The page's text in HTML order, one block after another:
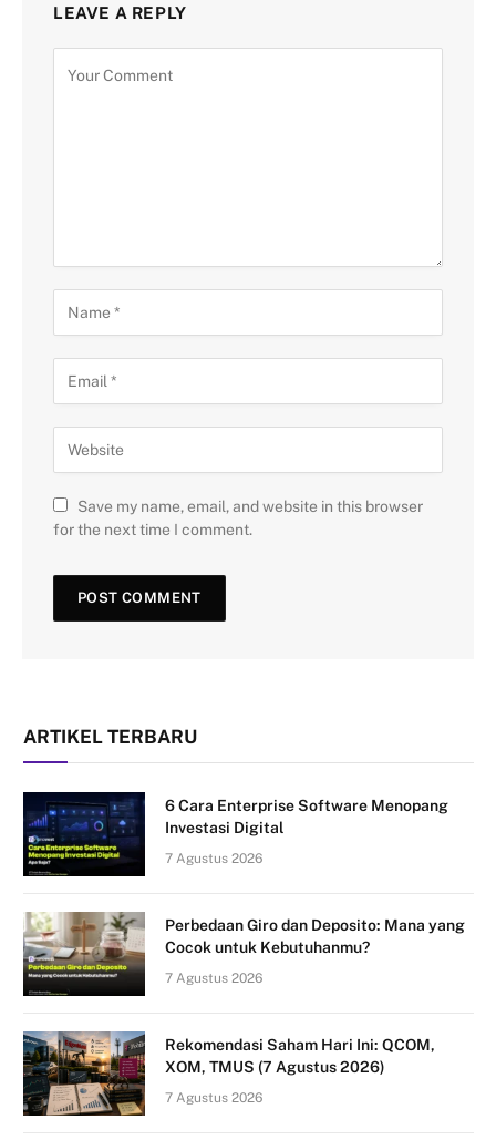
LEAVE A REPLY
Save my name, email, and website in this browser
for the next time I comment.
ARTIKEL TERBARU
6 Cara Enterprise Software Menopang
Investasi Digital
7 Agustus 2026
Perbedaan Giro dan Deposito: Mana yang
Cocok untuk Kebutuhanmu?
7 Agustus 2026
Rekomendasi Saham Hari Ini: QCOM,
XOM, TMUS (7 Agustus 2026)
7 Agustus 2026